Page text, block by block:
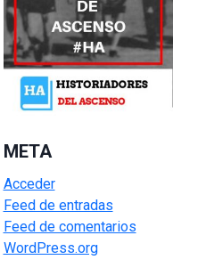
META
Acceder
Feed de entradas
Feed de comentarios
WordPress.org